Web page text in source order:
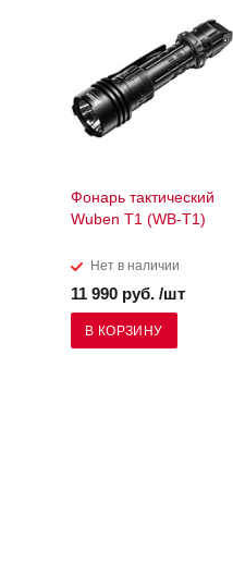
Фонарь тактический
Wuben T1 (WB-T1)
Нет в наличии
11 990 руб. /шт
В КОРЗИНУ